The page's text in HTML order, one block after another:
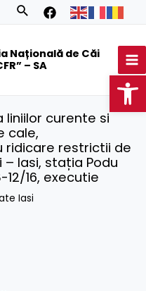
Search
Națională de Căi
– SA
liniilor curente si
cale,
restrictii de
– Iasi, stația Podu
16, executie
Iasi